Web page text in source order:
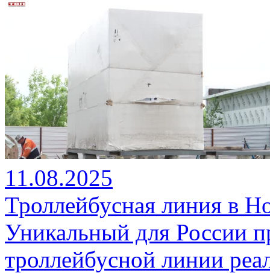
11.08.2025
Троллейбусная линия в
Уникальный для России
троллейбусной линии